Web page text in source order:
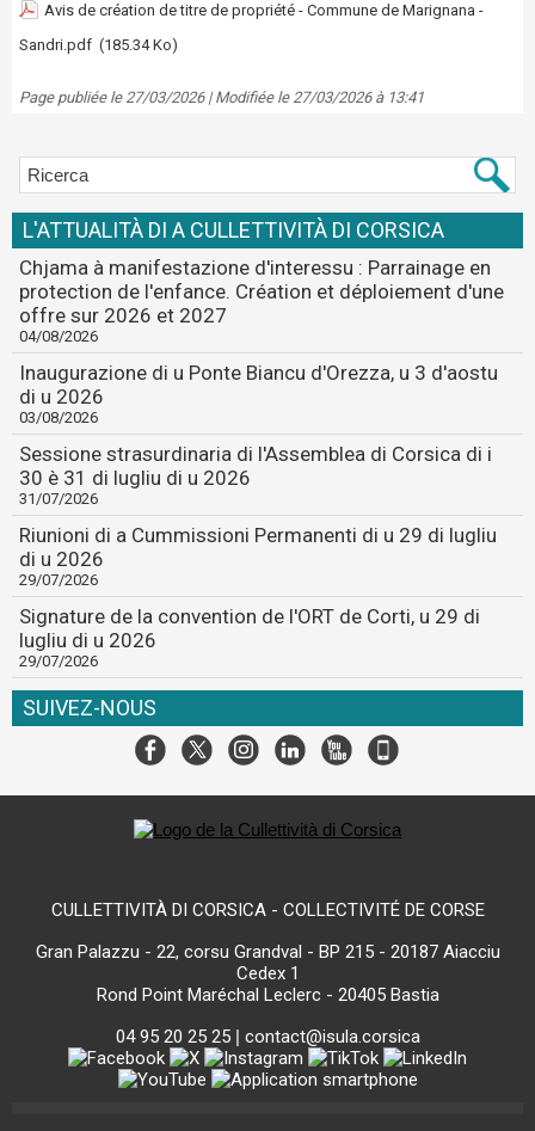
Avis de création de titre de propriété - Commune de Marignana -
Sandri.pdf (185.34 Ko)
Page publiée le 27/03/2026 | Modifiée le 27/03/2026 à 13:41
L'ATTUALITÀ DI A CULLETTIVITÀ DI CORSICA
Chjama à manifestazione d'interessu : Parrainage en
protection de l'enfance. Création et déploiement d'une
offre sur 2026 et 2027
04/08/2026
Inaugurazione di u Ponte Biancu d'Orezza, u 3 d'aostu
di u 2026
03/08/2026
Sessione strasurdinaria di l'Assemblea di Corsica di i
30 è 31 di lugliu di u 2026
31/07/2026
Riunioni di a Cummissioni Permanenti di u 29 di lugliu
di u 2026
29/07/2026
Signature de la convention de l'ORT de Corti, u 29 di
lugliu di u 2026
29/07/2026
SUIVEZ-NOUS
CULLETTIVITÀ DI CORSICA - COLLECTIVITÉ DE CORSE
Gran Palazzu - 22, corsu Grandval - BP 215 - 20187 Aiacciu
Cedex 1
Rond Point Maréchal Leclerc - 20405 Bastia
04 95 20 25 25| contact@isula.corsica